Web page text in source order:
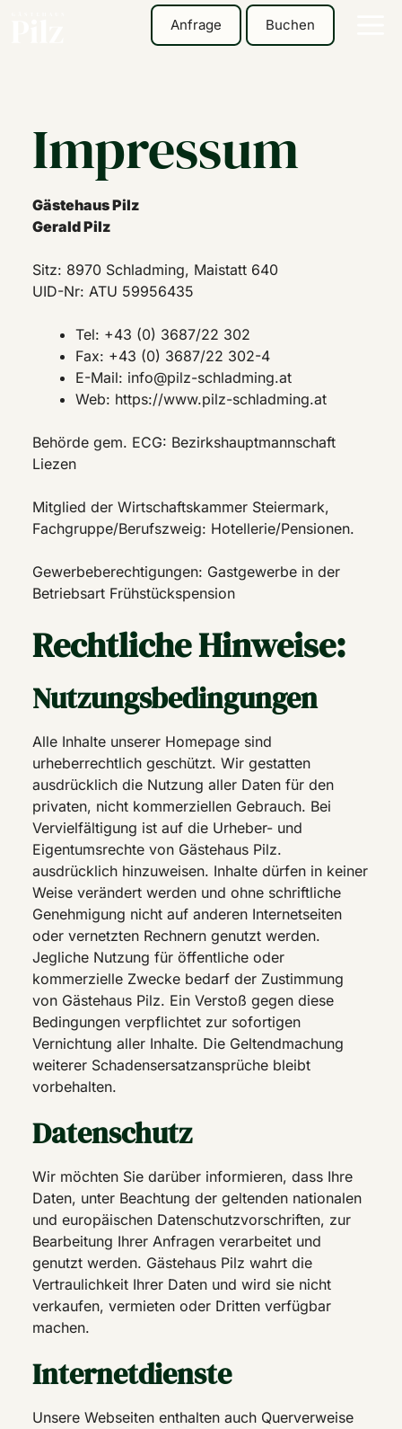
Anfrage Buchen
Impressum
Gästehaus Pilz
Gerald Pilz
Sitz: 8970 Schladming, Maistatt 640
UID-Nr: ATU 59956435
Tel: +43 (0) 3687/22 302
Fax: +43 (0) 3687/22 302-4
E-Mail: info@pilz-schladming.at
Web: https://www.pilz-schladming.at
Behörde gem. ECG: Bezirkshauptmannschaft
Liezen
Mitglied der Wirtschaftskammer Steiermark,
Fachgruppe/Berufszweig: Hotellerie/Pensionen.
Gewerbeberechtigungen: Gastgewerbe in der
Betriebsart Frühstückspension
Rechtliche Hinweise:
Nutzungsbedingungen
Alle Inhalte unserer Homepage sind
urheberrechtlich geschützt. Wir gestatten
ausdrücklich die Nutzung aller Daten für den
privaten, nicht kommerziellen Gebrauch. Bei
Vervielfältigung ist auf die Urheber- und
Eigentumsrechte von Gästehaus Pilz.
ausdrücklich hinzuweisen. Inhalte dürfen in keiner
Weise verändert werden und ohne schriftliche
Genehmigung nicht auf anderen Internetseiten
oder vernetzten Rechnern genutzt werden.
Jegliche Nutzung für öffentliche oder
kommerzielle Zwecke bedarf der Zustimmung
von Gästehaus Pilz. Ein Verstoß gegen diese
Bedingungen verpflichtet zur sofortigen
Vernichtung aller Inhalte. Die Geltendmachung
weiterer Schadensersatzansprüche bleibt
vorbehalten.
Datenschutz
Wir möchten Sie darüber informieren, dass Ihre
Daten, unter Beachtung der geltenden nationalen
und europäischen Datenschutzvorschriften, zur
Bearbeitung Ihrer Anfragen verarbeitet und
genutzt werden. Gästehaus Pilz wahrt die
Vertraulichkeit Ihrer Daten und wird sie nicht
verkaufen, vermieten oder Dritten verfügbar
machen.
Internetdienste
Unsere Webseiten enthalten auch Querverweise